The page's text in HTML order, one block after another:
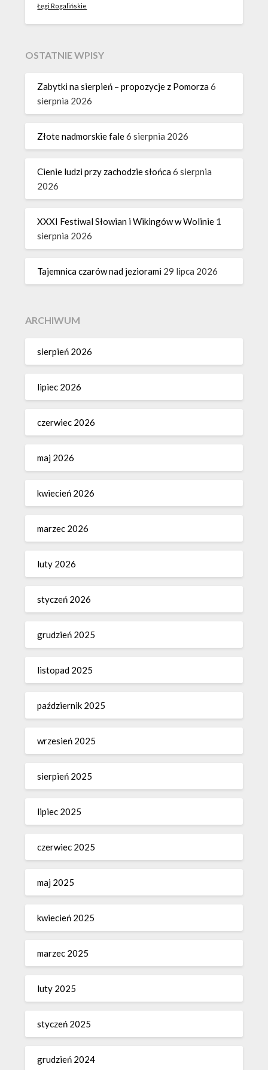
Łęgi Rogalińskie
OSTATNIE WPISY
Zabytki na sierpień – propozycje z Pomorza6
sierpnia 2026
Złote nadmorskie fale6 sierpnia 2026
Cienie ludzi przy zachodzie słońca6 sierpnia
2026
XXXI Festiwal Słowian i Wikingów w Wolinie 1
sierpnia 2026
Tajemnica czarów nad jeziorami 29 lipca 2026
ARCHIWUM
sierpień 2026
lipiec 2026
czerwiec 2026
maj 2026
kwiecień 2026
marzec 2026
luty 2026
styczeń 2026
grudzień 2025
listopad 2025
październik 2025
wrzesień 2025
sierpień 2025
lipiec 2025
czerwiec 2025
maj 2025
kwiecień 2025
marzec 2025
luty 2025
styczeń 2025
grudzień 2024